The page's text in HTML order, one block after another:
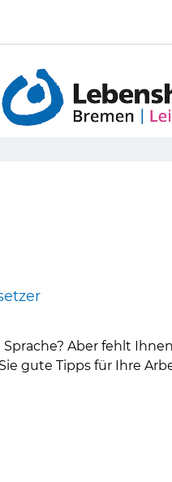
Aber fehlt
gute Tipps für Ihre